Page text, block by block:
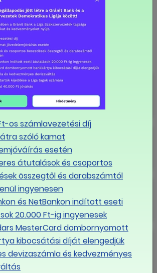
LINK MÁSOLÁSA
hírek
alapbéremelés a
Zrt.-nél
a BKK-
tudatosan
a MÁV-
os számlavezetési díj
szóló kamat
esetén
átutalások és csoportos
összegtől és darabszámtól
ingyenesen
és NetBankon indított eseti
20.000 Ft-ig ingyenesek
MesterCard dombornyomott
kibocsátási díját elengedjük
devizaszámla és kedvezményes